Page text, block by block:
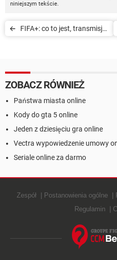
niniejszym tekście.
FIFA+: co to jest, transmisje
ZOBACZ RÓWNIEŻ
Państwa miasta online
Kody do gta 5 online
Jeden z dziesięciu gra online
Vectra wypowiedzenie umowy
Seriale online za darmo
Zespół Postanowienia ogólne
Regulamin